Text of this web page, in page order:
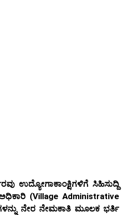
ಉದ್ಯೋಗಾಕಾಂಕ್ಷಿಗಳಿಗೆ ಸಿಹಿಸುದ್ದಿ
(Village Administrative
ನೇರ ನೇಮಕಾತಿ ಮೂಲಕ ಭರ್ತಿ